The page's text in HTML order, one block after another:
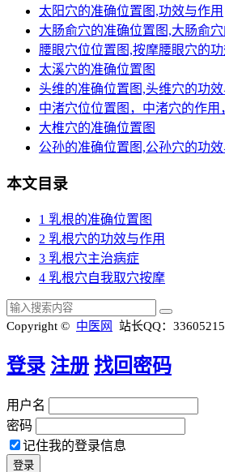
太阳穴的准确位置图,功效与作用
大肠俞穴的准确位置图,大肠俞
腰眼穴位位置图,按摩腰眼穴的功
太溪穴的准确位置图
头维的准确位置图,头维穴的功效
中渚穴位位置图，中渚穴的作用
大椎穴的准确位置图
公孙的准确位置图,公孙穴的功效
本文目录
1 乳根的准确位置图
2 乳根穴的功效与作用
3 乳根穴主治病症
4 乳根穴自我取穴按摩
Copyright © 中医网 站长QQ：
登录 注册 找回密码
用户名
密码
记住我的登录信息